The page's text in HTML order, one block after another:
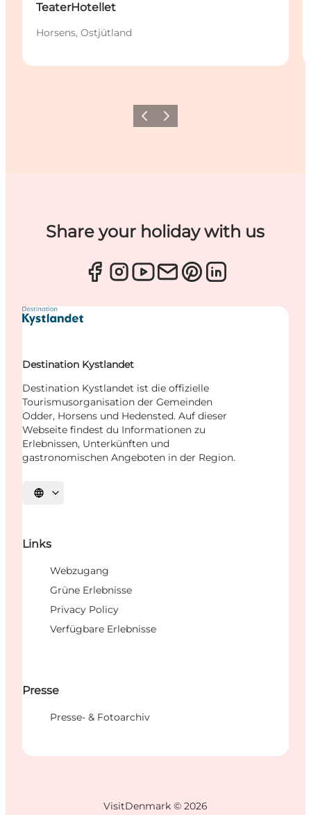
TeaterHotellet
Horsens, Ostjütland
ZurückWeiter
Share your holiday with us
Destination Kystlandet
Destination Kystlandet ist die offizielle
Tourismusorganisation der Gemeinden
Odder, Horsens und Hedensted. Auf dieser
Webseite findest du Informationen zu
Erlebnissen, Unterkünften und
gastronomischen Angeboten in der Region.
Sprache auswählen
Links
Webzugang
Grüne Erlebnisse
Privacy Policy
Verfügbare Erlebnisse
Presse
Presse- & Fotoarchiv
VisitDenmark © 2026